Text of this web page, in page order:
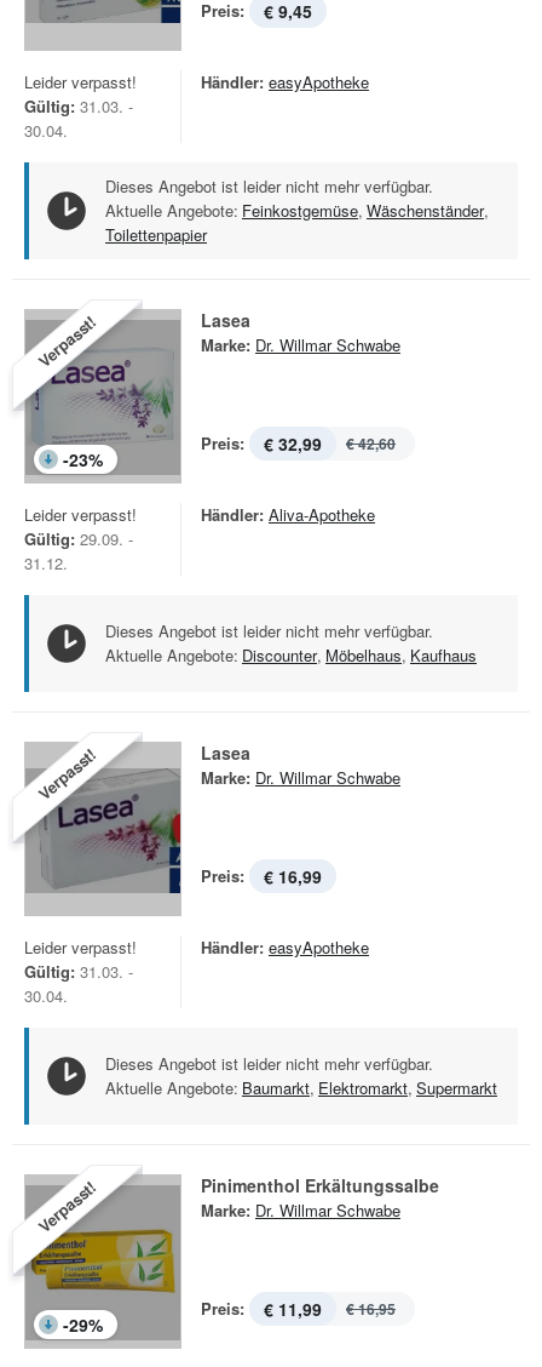
Preis: € 9,45
Leider verpasst!
Gültig: 31.03. -
30.04.
Händler: easyApotheke
Dieses Angebot ist leider nicht mehr verfügbar.
Aktuelle Angebote: Feinkostgemüse, Wäschenständer,
Toilettenpapier
Verpasst!
-23%
Lasea
Marke: Dr. Willmar Schwabe
Preis: € 32,99 € 42,60
Leider verpasst!
Gültig: 29.09. -
31.12.
Händler: Aliva-Apotheke
Dieses Angebot ist leider nicht mehr verfügbar.
Aktuelle Angebote: Discounter, Möbelhaus, Kaufhaus
Verpasst! Lasea
Marke: Dr. Willmar Schwabe
Preis: € 16,99
Leider verpasst!
Gültig: 31.03. -
30.04.
Händler: easyApotheke
Dieses Angebot ist leider nicht mehr verfügbar.
Aktuelle Angebote: Baumarkt, Elektromarkt, Supermarkt
Verpasst!
-29%
Pinimenthol Erkältungssalbe
Marke: Dr. Willmar Schwabe
Preis: € 11,99 € 16,95